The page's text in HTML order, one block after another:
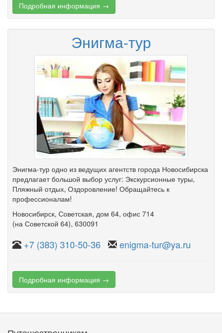
Подробная информация →
Энигма-тур
Энигма-тур одно из ведущих агентств города Новосибирска
предлагает большой выбор услуг: Экскурсионные туры,
Пляжный отдых, Оздоровление! Обращайтесь к
профессионалам!
Новосибирск, Советская, дом 64, офис 714
(на Советской 64), 630091
+7 (383) 310-50-36 enigma-tur@ya.ru
Подробная информация →